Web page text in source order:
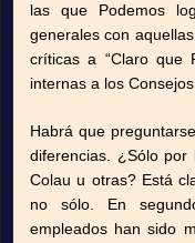
las que Podemos
generales con
críticas a “Claro que
internas a los
Habrá que
diferencias. ¿Sólo por
Colau u otras? Está
no sólo. En
empleados han sido